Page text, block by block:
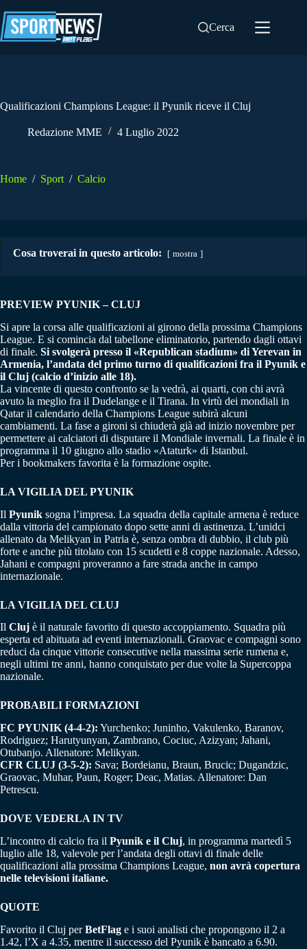
al
contenuto
Cerca
Qualificazioni Champions League: il Pyunik riceve il Cluj
Redazione MME 4 Luglio 2022
Home / Sport / Calcio
Cosa troverai in questo articolo: mostra
PREVIEW PYUNIK – CLUJ
Si apre la corsa alle qualificazioni ai girono della prossima Champions
League. E si comincia dal tabellone eliminatorio, partendo dagli ottavi
di finale. Si svolgerà presso il «Republican stadium» di Yerevan in
Armenia, l’andata del primo turno di qualificazioni fra il Pyunik e
il Cluj (calcio d’inizio alle 18).
La vincente di questo confronto se la vedrà, ai quarti, con chi avrà
avuto la meglio fra il Dudelange e il Tirana. In virtù dei mondiali in
Qatar il calendario della Champions League subirà alcuni
cambiamenti. La fase a gironi si chiuderà già ad inizio novembre per
permettere ai calciatori di disputare il Mondiale invernali. La finale è in
programma il 10 giugno allo stadio «Ataturk» di Istanbul.
Per i bookmakers favorita è la formazione ospite.
LA VIGILIA DEL PYUNIK
Il Pyunik sogna l’impresa. La squadra della capitale armena è reduce
dalla vittoria del campionato dopo sette anni di astinenza. L’unidci
allenato da Melikyan in Patria è, senza ombra di dubbio, il club più
forte e anche più titolato con 15 scudetti e 8 coppe nazionale. Adesso,
Jahani e compagni proveranno a fare strada anche in campo
internazionale.
LA VIGILIA DEL CLUJ
Il Cluj è il naturale favorito di questo accoppiamento. Squadra più
esperta ed abituata ad eventi internazionali. Graovac e compagni sono
reduci da cinque vittorie consecutive nella massima serie rumena e,
negli ultimi tre anni, hanno conquistato per due volte la Supercoppa
nazionale.
PROBABILI FORMAZIONI
FC PYUNIK (4-4-2): Yurchenko; Juninho, Vakulenko, Baranov,
Rodriguez; Harutyunyan, Zambrano, Cociuc, Azizyan; Jahani,
Otubanjo. Allenatore: Melikyan.
CFR CLUJ (3-5-2): Sava; Bordeianu, Braun, Brucic; Dugandzic,
Graovac, Muhar, Paun, Roger; Deac, Matias. Allenatore: Dan
Petrescu.
DOVE VEDERLA IN TV
L’incontro di calcio fra il Pyunik e il Cluj, in programma martedì 5
luglio alle 18, valevole per l’andata degli ottavi di finale delle
qualificazioni alla prossima Champions League, non avrà copertura
nelle televisioni italiane.
QUOTE
Favorito il Cluj perBetFlag e i suoi analisti che propongono il 2 a
1.42, l’X a 4.35, mentre il successo del Pyunik è bancato a 6.90.